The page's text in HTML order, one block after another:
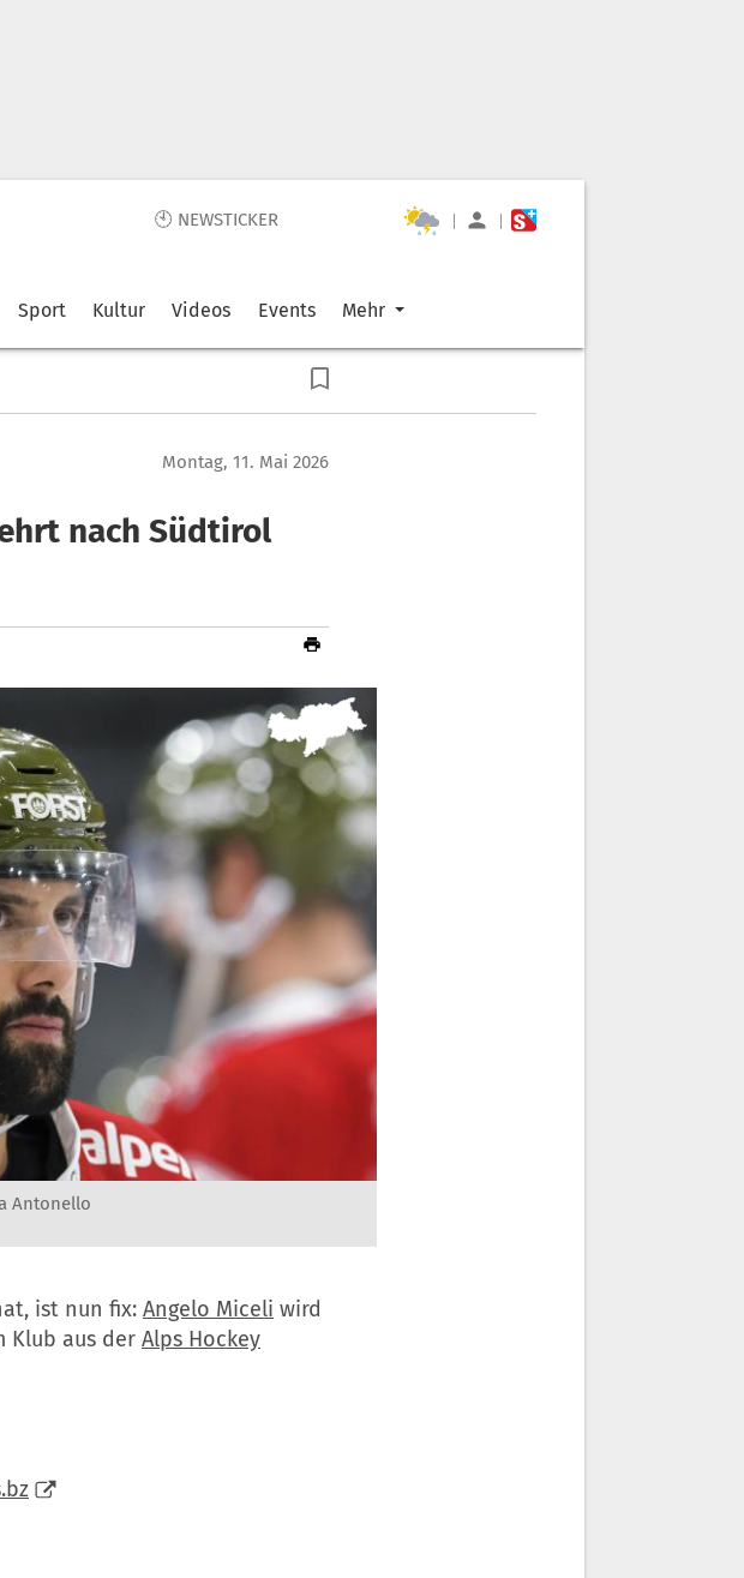
🕙 NEWSTICKER | |
Sport Kultur Videos Events Mehr
Montag, 11. Mai 2026
nach Südtirol
Antonello
ist nun fix: Angelo Miceli wird
Klub aus der Alps Hockey